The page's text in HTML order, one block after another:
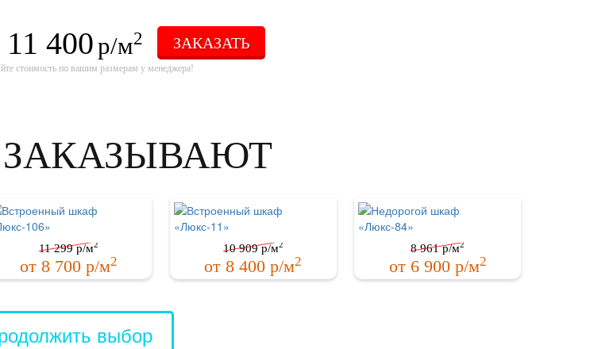
11 400р/м2 ЗАКАЗАТЬ
стоимость по вашим размерам у менеджера!
11 299р/м2
от 8 700р/м2
10 909р/м2
от 8 400 р/м2
8 961р/м2
от 6 900р/м2
выбор